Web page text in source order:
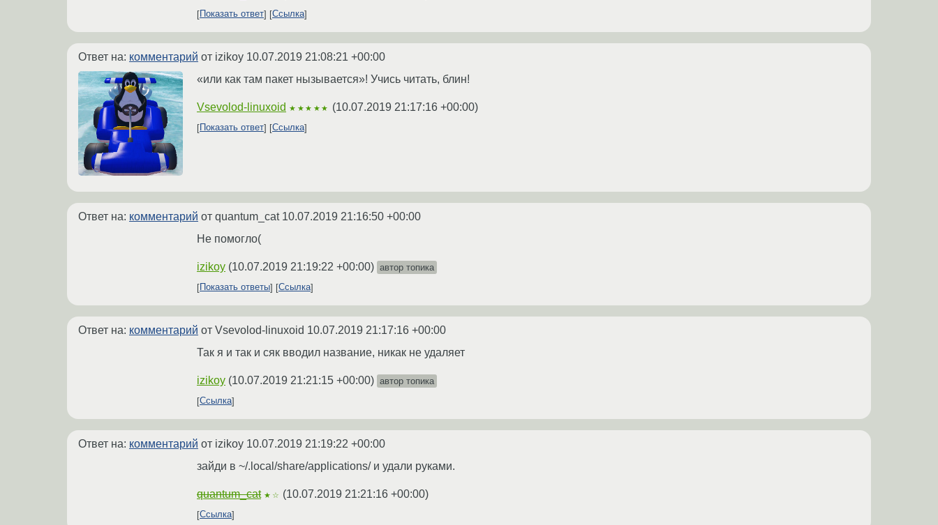
Показать ответ Ссылка
Ответ на: комментарий от izikoy 10.07.2019 21:08:21 +00:00
«или как там пакет нызывается»! Учись читать, блин!
Vsevolod-linuxoid ★★★★★ (10.07.2019 21:17:16 +00:00)
Показать ответ Ссылка
Ответ на: комментарий от quantum_cat 10.07.2019 21:16:50 +00:00
Не помогло(
izikoy (10.07.2019 21:19:22 +00:00) автор топика
Показать ответы
Ссылка
Ответ на: комментарий от Vsevolod-linuxoid 10.07.2019 21:17:16 +00:00
Так я и так и сяк вводил название, никак не удаляет
izikoy (10.07.2019 21:21:15 +00:00) автор топика
Ссылка
Ответ на: комментарий от izikoy 10.07.2019 21:19:22 +00:00
зайди в ~/.local/share/applications/ и удали руками.
quantum_cat ★☆ (10.07.2019 21:21:16 +00:00)
Ссылка